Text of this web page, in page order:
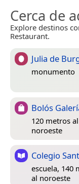
Cerca de
Explore destinos
Restaurant.
Julia de
monumento
Bolós
120 metros al
noroeste
Colegio
escuela, 140
al noroeste